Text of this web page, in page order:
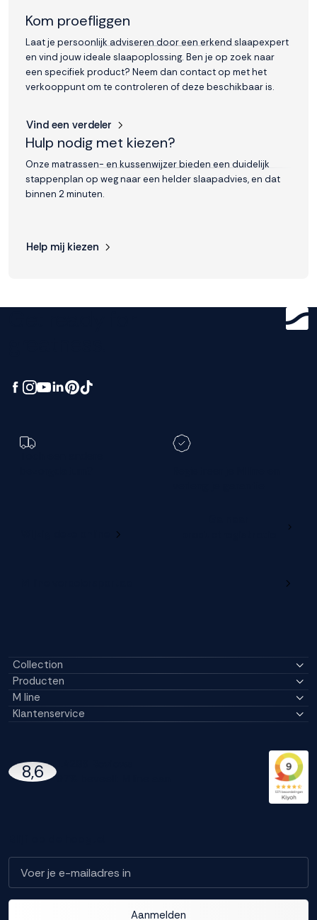
Kom proefliggen
Laat je persoonlijk adviseren door een erkend slaapexpert
en vind jouw ideale slaapoplossing. Ben je op zoek naar
een specifiek product? Neem dan contact op met het
verkooppunt om te controleren of deze beschikbaar is.
Vind een verdeler
Hulp nodig met kiezen?
Onze matrassen- en kussenwijzer bieden een duidelijk
stappenplan op weg naar een helder slaapadvies, en dat
binnen 2 minuten.
Help mij kiezen
Collection
Producten
M line
Klantenservice
8,6
Aanmelden